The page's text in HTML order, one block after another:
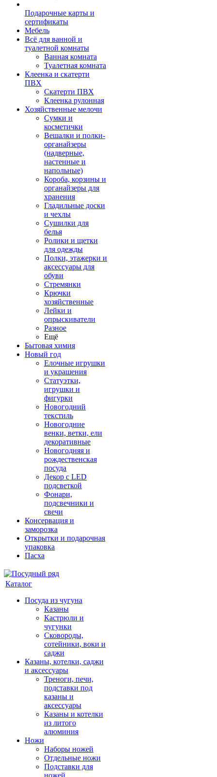
Подарочные карты и
сертификаты
Мебель
Всё для ванной и
туалетной комнаты
Ванная комната
Туалетная комната
Клеенка и скатерти
ПВХ
Скатерти ПВХ
Клеенка рулонная
Хозяйственные мелочи
Сумки и
косметички
Вешалки и полки-
органайзеры
(надверные,
настенные и
напольные)
Короба, корзины и
органайзеры для
хранения
Гладильные доски
и чехлы
Сушилки для
белья
Ролики и щетки
для одежды
Полки, этажерки и
аксессуары для
обуви
Стремянки
Крючки
хозяйственные
Лейки и
опрыскиватели
Разное
Ещё
Бытовая химия
Новый год
Елочные игрушки
и украшения
Статуэтки,
игрушки и
фигурки
Новогодний
текстиль
Новогодние
венки, ветки, ели
декоративные
Новогодняя и
рождественская
посуда
Декор с LED
подсветкой
Фонари,
подсвечники и
свечи
Консервация и
заморозка
Открытки и подарочная
упаковка
Пасха
Каталог
Посуда из чугуна
Казаны
Кастрюли и
чугунки
Сковороды,
сотейники, воки и
саджи
Казаны, котелки, саджи
и аксессуары
Треноги, печи,
подставки под
казаны и
аксессуары
Казаны и котелки
из литого
алюминия
Ножи
Наборы ножей
Отдельные ножи
Подставки для
ножей